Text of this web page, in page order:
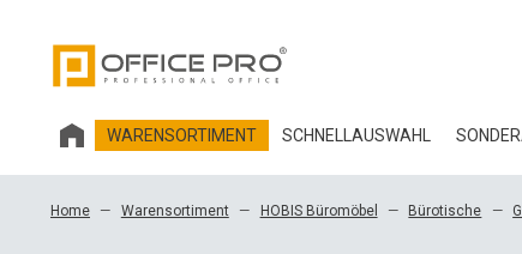
WARENSORTIMENT SCHNELLAUSWAHL
Home Warensortiment HOBIS Büromöbel Bürotische